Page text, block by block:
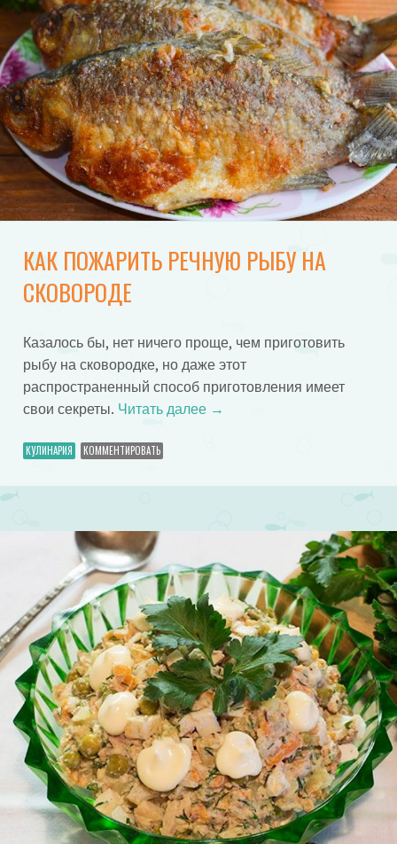
КАК ПОЖАРИТЬ РЕЧНУЮ РЫБУ НА
СКОВОРОДЕ
Казалось бы, нет ничего проще, чем приготовить
рыбу на сковородке, но даже этот
распространенный способ приготовления имеет
свои секреты. Читать далее →
КУЛИНАРИЯ КОММЕНТИРОВАТЬ